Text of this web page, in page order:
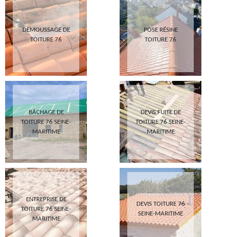
DEMOUSSAGE DE
TOITURE 76
POSE RÉSINE
TOITURE 76
BÂCHAGE DE
TOITURE 76 SEINE-
MARITIME
DEVIS FUITE DE
TOITURE 76 SEINE-
MARITIME
ENTREPRISE DE
TOITURE 76 SEINE-
MARITIME
DEVIS TOITURE 76
SEINE-MARITIME